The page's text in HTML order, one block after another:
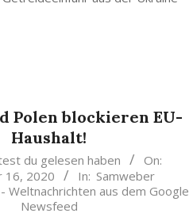
Polen blockieren EU-
Haushalt!
du gelesen haben
On:
16, 2020
In: Samweber
Weltnachrichten aus dem Google
Newsfeed